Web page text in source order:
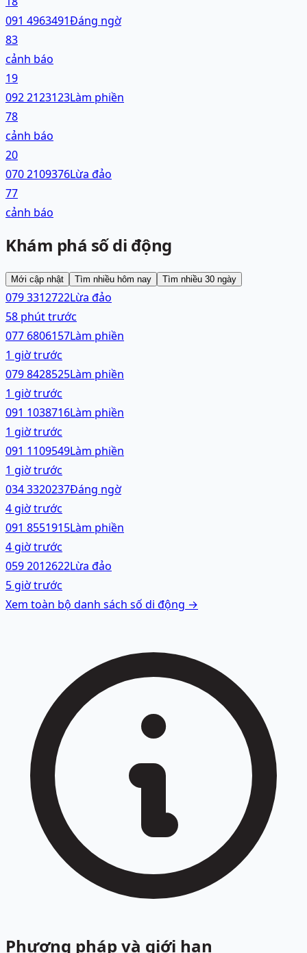
091 4963491Đáng ngờ
83
cảnh báo
19
092 2123123Làm phiền
78
cảnh báo
20
070 2109376Lừa đảo
77
cảnh báo
Khám phá số di động
Mới cập nhật Tìm nhiều hôm nay Tìm nhiều 30 ngày
079 3312722Lừa đảo
58 phút trước
077 6806157Làm phiền
1 giờ trước
079 8428525Làm phiền
1 giờ trước
091 1038716Làm phiền
1 giờ trước
091 1109549Làm phiền
1 giờ trước
034 3320237Đáng ngờ
4 giờ trước
091 8551915Làm phiền
4 giờ trước
059 2012622Lừa đảo
5 giờ trước
Xem toàn bộ danh sách số di động →
Phương pháp và giới hạn